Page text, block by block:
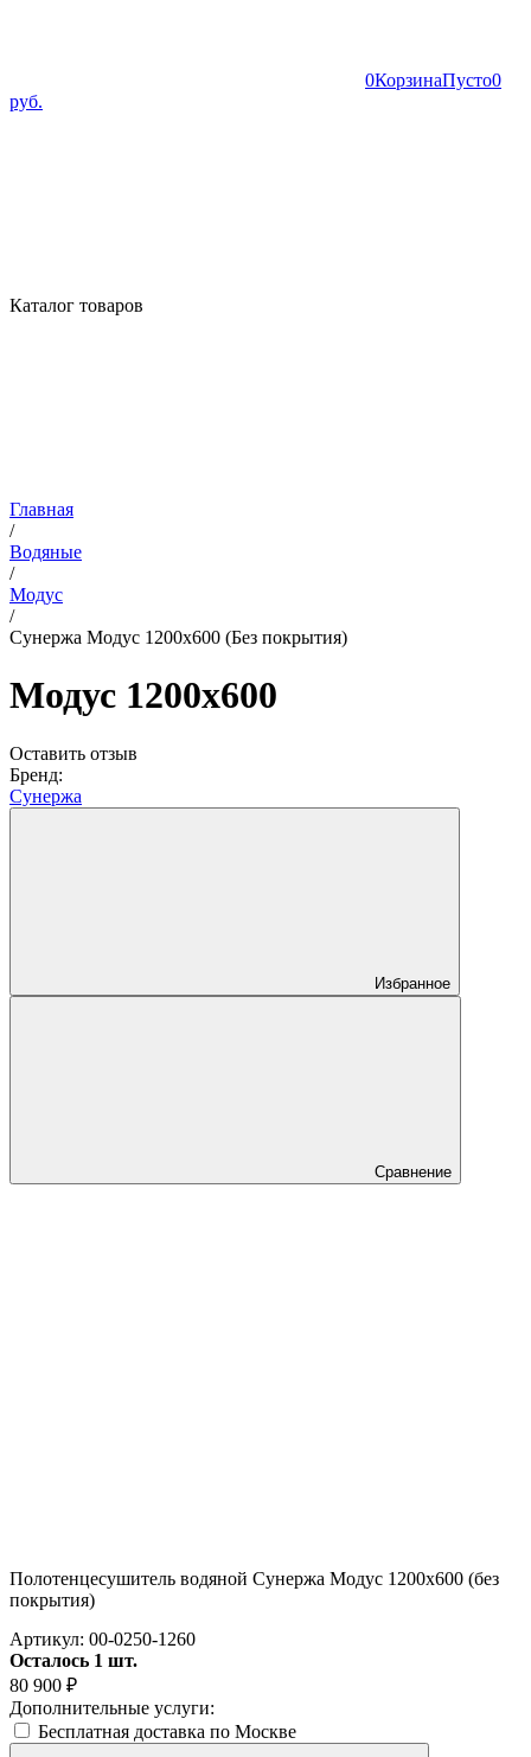
0КорзинаПусто0
руб.
Каталог товаров
Главная
/
Водяные
/
Модус
/
Сунержа Модус 1200х600 (Без покрытия)
Модус 1200х600
Оставить отзыв
Бренд:
Сунержа
Избранное
Сравнение
Полотенцесушитель водяной Сунержа Модус 1200х600 (без
покрытия)
Артикул: 00-0250-1260
Осталось 1 шт.
80 900 ₽
Дополнительные услуги:
Бесплатная доставка по Москве